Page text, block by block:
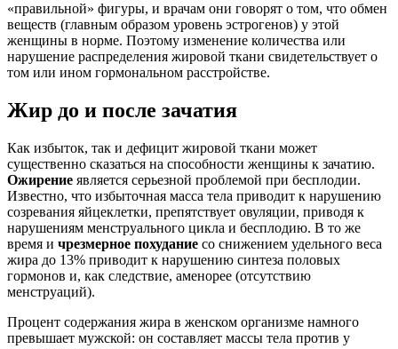
«правильной» фигуры, и врачам они говорят о том, что обмен
веществ (главным образом уровень эстрогенов) у этой
женщины в норме. Поэтому изменение количества или
нарушение распределения жировой ткани свидетельствует о
том или ином гормональном расстройстве.
Жир до и после зачатия
Как избыток, так и дефицит жировой ткани может
существенно сказаться на способности женщины к зачатию.
Ожирение является серьезной проблемой при бесплодии.
Известно, что избыточная масса тела приводит к нарушению
созревания яйцеклетки, препятствует овуляции, приводя к
нарушениям менструального цикла и бесплодию. В то же
время и чрезмерное похудание со снижением удельного веса
жира до 13% приводит к нарушению синтеза половых
гормонов и, как следствие, аменорее (отсутствию
менструаций).
Процент содержания жира в женском организме намного
превышает мужской: он составляет массы тела против у